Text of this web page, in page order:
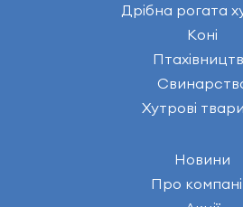
Дрібна рогата
Коні
Хутрові
Новини
Про